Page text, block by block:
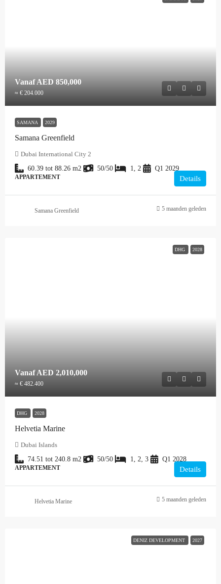
VanafAED 850,000
≈ € 204.000
SAMANA 2029
Samana Greenfield
Dubai International City 2
60.39 tot 88.26 m2 50/50 1, 2 Q1 2029
APPARTEMENT Details
Samana Greenfield 5 maanden geleden
DHG 2028
VanafAED 2,010,000
≈ € 482.400
DHG 2028
Helvetia Marine
Dubai Islands
74.51 tot 240.8 m2 50/50 1, 2, 3 Q1 2028
APPARTEMENT Details
Helvetia Marine 5 maanden geleden
DENIZ DEVELOPMENT 2027